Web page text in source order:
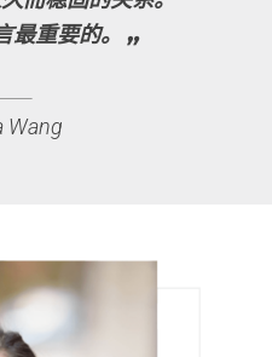
最重要的。“
Wang